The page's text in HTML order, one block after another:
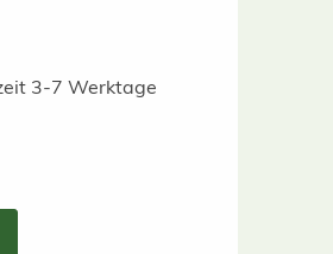
3-7 Werktage
Wert ein